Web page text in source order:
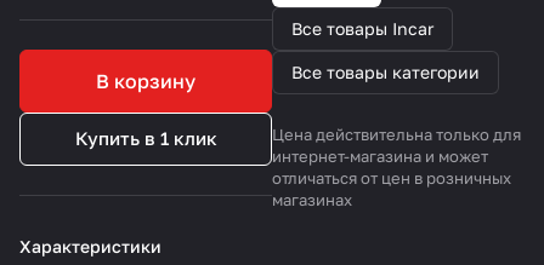
В корзину
Купить в 1 клик
Характеристики
Все товары Incar
Все товары категории
Цена действительна только для
интернет-магазина и может
отличаться от цен в розничных
магазинах